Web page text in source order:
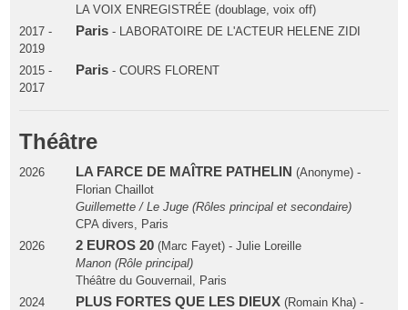
LA VOIX ENREGISTRÉE (doublage, voix off)
2017 -
2019
Paris- LABORATOIRE DE L'ACTEUR HELENE ZIDI
2015 -
2017
Paris- COURS FLORENT
Théâtre
2026 LA FARCE DE MAÎTRE PATHELIN (Anonyme) -
Florian Chaillot
Guillemette / Le Juge (Rôles principal et secondaire)
CPA divers, Paris
2026
2 EUROS 20(Marc Fayet) - Julie Loreille
Manon (Rôle principal)
Théâtre du Gouvernail, Paris
2024
PLUS FORTES QUE LES DIEUX (Romain Kha) -